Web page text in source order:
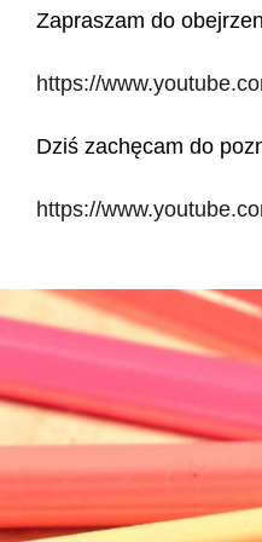
Zapraszam do
https://
Dziś zachęcam do
https://